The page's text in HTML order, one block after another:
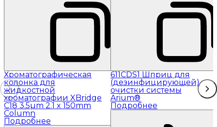
Хроматографическая
колонка для
жидкостной
хроматографии XBridge
C18 3.5µm 2.1 x 150mm
Column
Подробнее
611CDS1 Шприц для
(дезинфицирующей)
очистки системы
Arium®
Подробнее